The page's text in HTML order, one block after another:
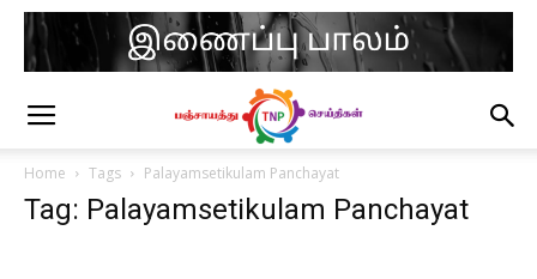
Home Tags Palayamsetikulam Panchayat
Tag: Palayamsetikulam Panchayat